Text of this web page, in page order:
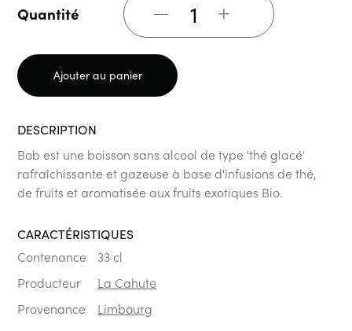
Quantité +
Ajouter au panier
DESCRIPTION
Bob est une boisson sans alcool de type 'thé glacé'
rafraîchissante et gazeuse à base d'infusions de thé,
de fruits et aromatisée aux fruits exotiques Bio.
CARACTÉRISTIQUES
Contenance
33 cl
Producteur
La Cahute
Provenance
Limbourg